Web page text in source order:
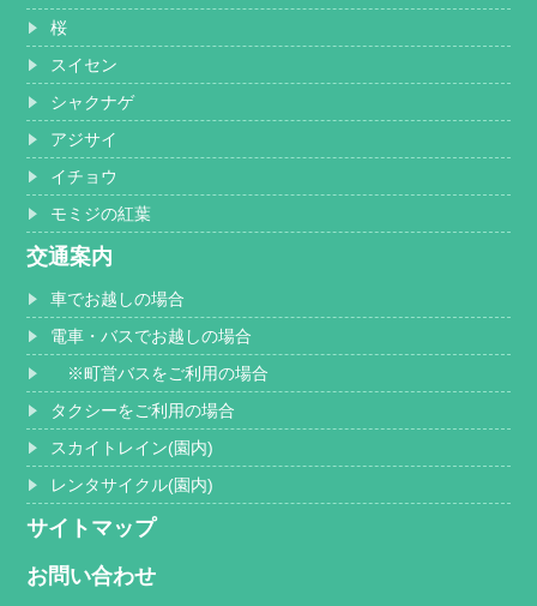
桜
スイセン
シャクナゲ
アジサイ
イチョウ
モミジの紅葉
交通案内
車でお越しの場合
電車・バスでお越しの場合
※町営バスをご利用の場合
タクシーをご利用の場合
スカイトレイン(園内)
レンタサイクル(園内)
サイトマップ
お問い合わせ